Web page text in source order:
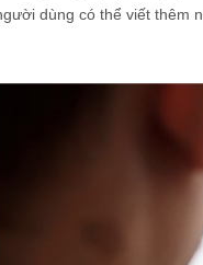
dùng có thể viết thêm